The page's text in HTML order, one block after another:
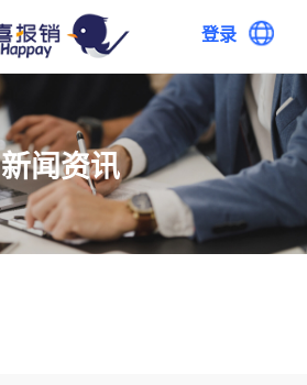
登录
新闻资讯